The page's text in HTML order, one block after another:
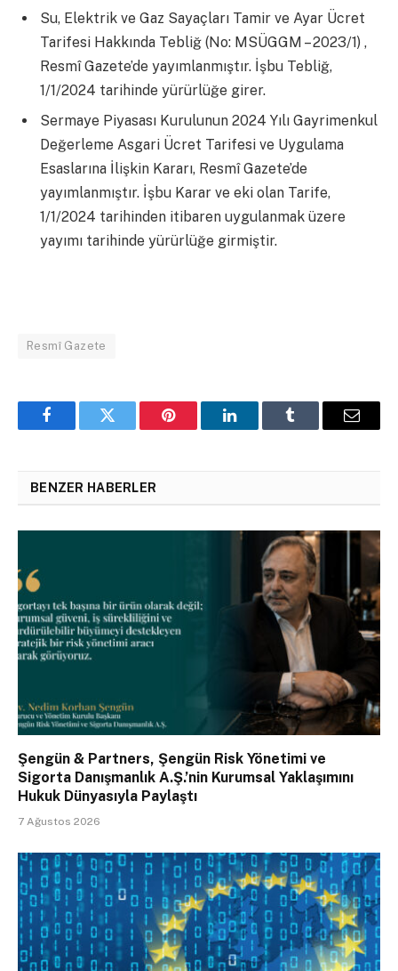
Su, Elektrik ve Gaz Sayaçları Tamir ve Ayar Ücret
Tarifesi Hakkında Tebliğ (No: MSÜGGM – 2023/1) ,
Resmî Gazete’de yayımlanmıştır. İşbu Tebliğ,
1/1/2024 tarihinde yürürlüğe girer.
Sermaye Piyasası Kurulunun 2024 Yılı Gayrimenkul
Değerleme Asgari Ücret Tarifesi ve Uygulama
Esaslarına İlişkin Kararı, Resmî Gazete’de
yayımlanmıştır. İşbu Karar ve eki olan Tarife,
1/1/2024 tarihinden itibaren uygulanmak üzere
yayımı tarihinde yürürlüğe girmiştir.
Resmî Gazete
FacebookTwitter Pinterest LinkedInTumblr Email
BENZER HABERLER
Şengün & Partners, Şengün Risk Yönetimi ve
Sigorta Danışmanlık A.Ş.’nin Kurumsal Yaklaşımını
Hukuk Dünyasıyla Paylaştı
7 Ağustos 2026